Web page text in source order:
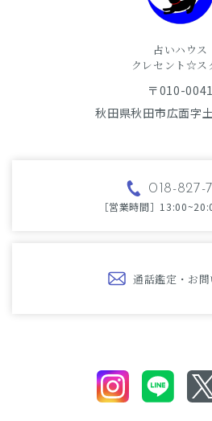
占いハウス
クレセント☆ス
〒010-0041
秋田県秋田市広面字
018-827-
［営業時間］
通話鑑定・お